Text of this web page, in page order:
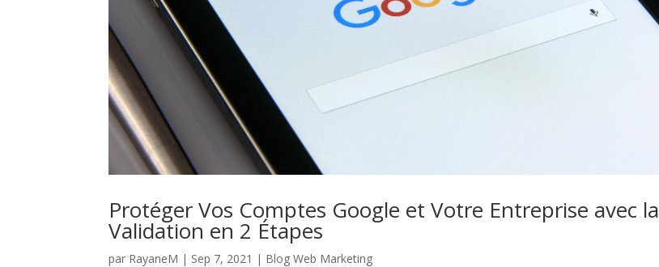
Protéger Vos Comptes Google et Votre Entreprise avec la
Validation en 2 Étapes
par RayaneM | Sep 7, 2021 | Blog Web Marketing